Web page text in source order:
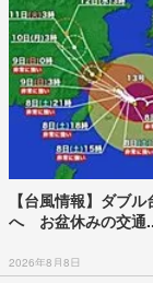
【台風情報】ダブ
へ お盆休みの交通
2026年8月8日